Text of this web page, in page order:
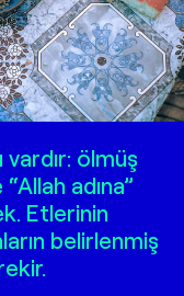
vardır: ölmüş
adına”
Etlerinin
belirlenmiş